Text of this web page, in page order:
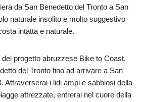
da San Benedetto del Tronto a San
naturale insolito e molto suggestivo
intatta e naturale.
progetto abruzzese Bike to Coast,
del Tronto fino ad arrivare a San
Attraverserai i lidi ampi e sabbiosi della
attrezzate, entrerai nel cuore della